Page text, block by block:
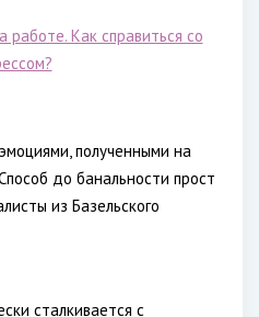
полученными на
до банальности прост
из Базельского
сталкивается с